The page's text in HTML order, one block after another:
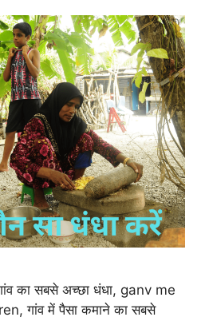
का सबसे अच्छा धंधा, ganv me
गांव में पैसा कमाने का सबसे